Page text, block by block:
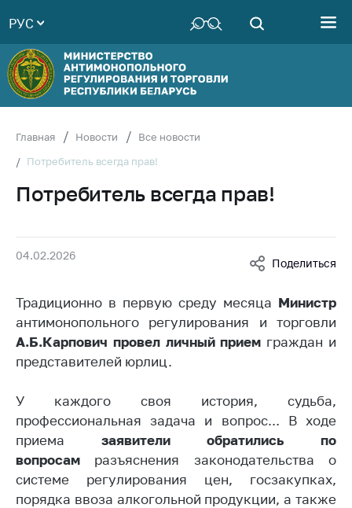
Руководство
Структура
Министерства
Территориальные
Антикоррупционная
Общественно-
Соискателям
Награждения
Белорусская
товарная биржа
Общественная
жизнь
Идеологическая
работа
РУС
Главная Новости
Все новости
Потребитель всегда прав!
Потребитель всегда прав!
04.02.2026
Поделиться
Традиционно в первую среду месяца Министр
антимонопольного регулирования и торговли
А.Б.Карпович провел личный прием граждан и
представителей юрлиц.
У каждого своя история, судьба,
профессиональная задача и вопрос... В ходе
приема заявители обратились по
вопросам разъяснения законодательства о
системе регулирования цен, госзакупках,
порядка ввоза алкогольной продукции, а также